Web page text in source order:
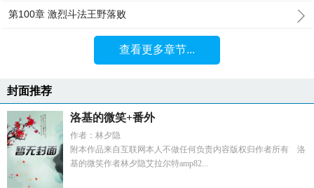
第100章 激烈斗法王野落败
查看更多章节...
封面推荐
洛基的微笑+番外
作者：林夕隐
附本作品来自互联网本人不做任何负责内容版权归作者所有 洛
基的微笑作者林夕隐艾拉尔特amp82...